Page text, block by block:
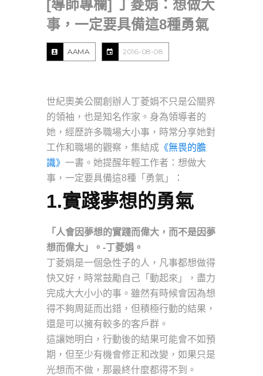
[導師專欄] 丁菱娟：想做大
事，一定要具備這8種勇氣
AAMA 2016-08-08
世紀奧美公關創辦人丁菱娟不只是公關界
的領袖，也是知名作家。身為領導者的
她，經歷許多職場大小事，時常分享她對
工作和職場的觀察，集結成 《無畏的膽
識》 一書。她提醒年輕工作者：想做大
事，一定要具備這8種「勇氣」：
1.實踐夢想的勇氣
「人會因夢想的實踐而偉大，而不是因夢
想而偉大」。-丁菱娟。
丁菱娟是一個急性子的人，凡事都想做得
快又好，時常鼓勵自己「動起來」，盡力
完成大大小小的事。雖然有時候會因為想
得不夠周延而出錯，但積極行動的結果，
還是可以擁有較多的客戶群。
這讓她明白，行動後的結果可能會不如預
期，但至少有機會修正和改變，如果只是
光想而不做，那最終什麼都得不到。